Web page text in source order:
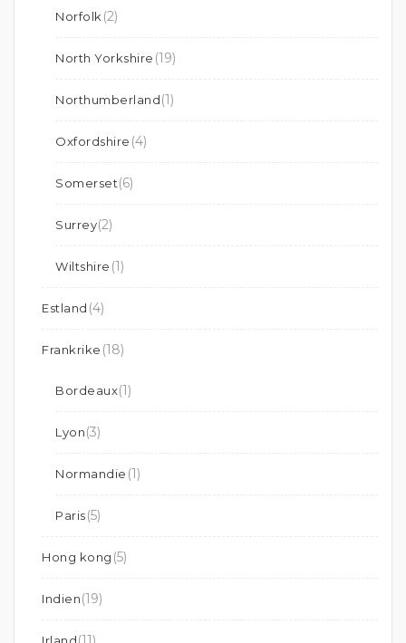
Norfolk (2)
North Yorkshire (19)
Northumberland(1)
Oxfordshire (4)
Somerset(6)
Surrey(2)
Wiltshire (1)
Estland (4)
Frankrike (18)
Bordeaux(1)
Lyon(3)
Normandie (1)
Paris(5)
Hong kong (5)
Indien(19)
Irland